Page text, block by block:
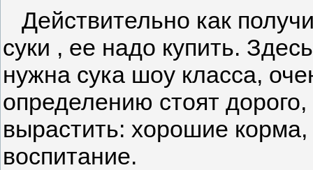
Действительно как
суки , ее надо купить.
нужна сука шоу класса,
определению стоят
вырастить: хорошие
воспитание.